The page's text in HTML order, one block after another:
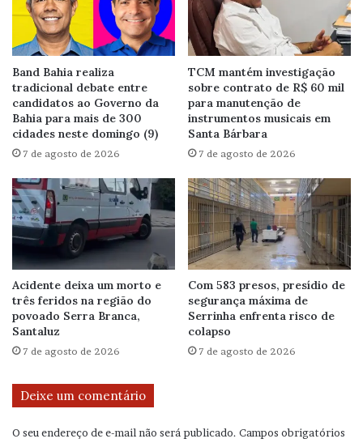
Band Bahia realiza
tradicional debate entre
candidatos ao Governo da
Bahia para mais de 300
cidades neste domingo (9)
7 de agosto de 2026
TCM mantém investigação
sobre contrato de R$ 60 mil
para manutenção de
instrumentos musicais em
Santa Bárbara
7 de agosto de 2026
Acidente deixa um morto e
três feridos na região do
povoado Serra Branca,
Santaluz
7 de agosto de 2026
Com 583 presos, presídio de
segurança máxima de
Serrinha enfrenta risco de
colapso
7 de agosto de 2026
Deixe um comentário
O seu endereço de e-mail não será publicado. Campos obrigatórios